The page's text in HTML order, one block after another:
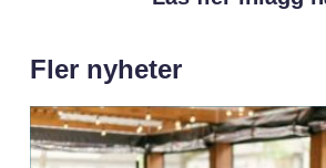
Fler nyheter